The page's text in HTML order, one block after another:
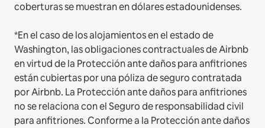
coberturas se muestran en dólares estadounidenses.
*En el caso de los alojamientos en el estado de
Washington, las obligaciones contractuales de Airbnb
en virtud de la Protección ante daños para anfitriones
están cubiertas por una póliza de seguro contratada
por Airbnb. La Protección ante daños para anfitriones
no se relaciona con el Seguro de responsabilidad civil
para anfitriones. Conforme a la Protección ante daños